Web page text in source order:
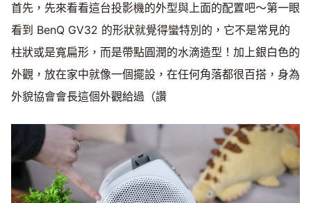
Mute
首先，先來看看這台投影機的外型與上面的配置吧～第一眼
看到 BenQ GV32 的形狀就覺得蠻特別的，它不是常見的
柱狀或是寬扁形，而是帶點圓潤的水滴造型！加上銀白色的
外觀，放在家中就像一個擺設，在任何角落都很百搭，身為
外貌協會會長這個外觀給過（讚